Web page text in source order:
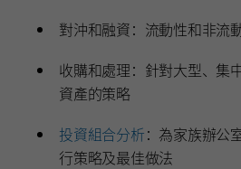
對沖和融資：流動性和非流
收購和處理：針對大型、集
資產的策略
投資組合分析：為家族辦公
行策略及最佳做法